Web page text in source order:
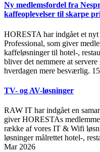
Ny medlemsfordel fra
kaffeoplevelser til skarpe
HORESTA har indgået et nyt
Professional, som giver
kaffeløsninger til hotel-,
bliver det nemmere at
hverdagen mere besværlig.
TV- og AV-løsninger
RAW IT har indgået en
giver HORESTAs
række af vores IT & Wifi
løsninger målrettet hotel-,
Mar 2026